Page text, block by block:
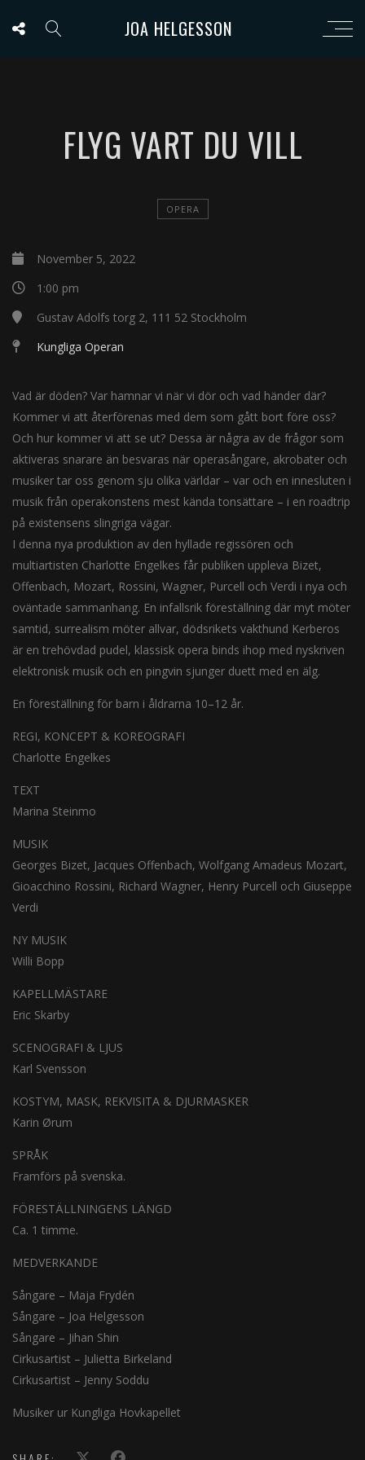
JOA HELGESSON
FLYG VART DU VILL
OPERA
November 5, 2022
1:00 pm
Gustav Adolfs torg 2, 111 52 Stockholm
Kungliga Operan
Vad är döden? Var hamnar vi när vi dör och vad händer där?
Kommer vi att återförenas med dem som gått bort före oss?
Och hur kommer vi att se ut? Dessa är några av de frågor som
aktiveras snarare än besvaras när operasångare, akrobater och
musiker tar oss genom sju olika världar – var och en innesluten i
musik från operakonstens mest kända tonsättare – i en roadtrip
på existensens slingriga vägar.
I denna nya produktion av den hyllade regissören och
multiartisten Charlotte Engelkes får publiken uppleva Bizet,
Offenbach, Mozart, Rossini, Wagner, Purcell och Verdi i nya och
oväntade sammanhang. En infallsrik föreställning där myt möter
samtid, surrealism möter allvar, dödsrikets vakthund Kerberos
är en trehövdad pudel, klassisk opera binds ihop med nyskriven
elektronisk musik och en pingvin sjunger duett med en älg.
En föreställning för barn i åldrarna 10–12 år.
REGI, KONCEPT & KOREOGRAFI
Charlotte Engelkes
TEXT
Marina Steinmo
MUSIK
Georges Bizet, Jacques Offenbach, Wolfgang Amadeus Mozart,
Gioacchino Rossini, Richard Wagner, Henry Purcell och Giuseppe
Verdi
NY MUSIK
Willi Bopp
KAPELLMÄSTARE
Eric Skarby
SCENOGRAFI & LJUS
Karl Svensson
KOSTYM, MASK, REKVISITA & DJURMASKER
Karin Ørum
SPRÅK
Framförs på svenska.
FÖRESTÄLLNINGENS LÄNGD
Ca. 1 timme.
MEDVERKANDE
Sångare – Maja Frydén
Sångare – Joa Helgesson
Sångare – Jihan Shin
Cirkusartist – Julietta Birkeland
Cirkusartist – Jenny Soddu
Musiker ur Kungliga Hovkapellet